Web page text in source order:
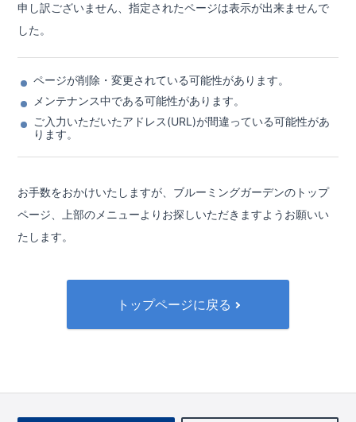
申し訳ございません、指定されたページは表示が出来ませんで
した。
ページが削除・変更されている可能性があります。
メンテナンス中である可能性があります。
ご入力いただいたアドレス(URL)が間違っている可能性があ
ります。
お手数をおかけいたしますが、ブルーミングガーデンのトップ
ページ、
上部のメニューよりお探しいただきますようお願いい
たします。
トップページに戻る